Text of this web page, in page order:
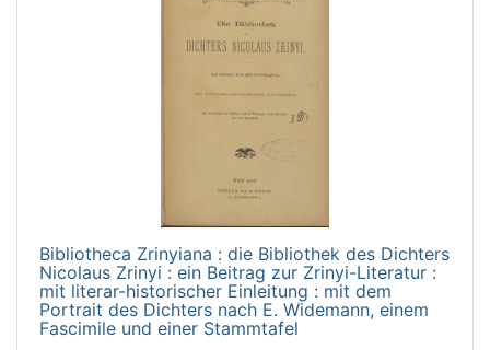
Bibliotheca Zrinyiana : die Bibliothek des Dichters
Nicolaus Zrinyi : ein Beitrag zur Zrinyi-Literatur :
mit literar-historischer Einleitung : mit dem
Portrait des Dichters nach E. Widemann, einem
Fascimile und einer Stammtafel